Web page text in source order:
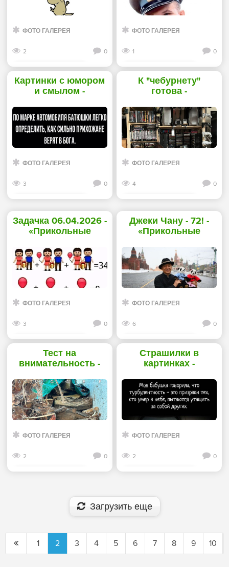
ФОТО ГАЛЕРЕЯ
2 0
Смотреть дальше
ФОТО ГАЛЕРЕЯ
1 0
Смотреть дальше
Картинки с юмором
и смылом -
картинки»
ФОТО ГАЛЕРЕЯ
3 0
К "чебурнету"
готова -
картинки»
ФОТО ГАЛЕРЕЯ
4 0
Задачка 06.04.2026 -
«Прикольные
ФОТО ГАЛЕРЕЯ
3 0
Смотреть дальше
Джеки Чану - 72!⁠ -
«Прикольные
ФОТО ГАЛЕРЕЯ
6 0
Смотреть дальше
Тест на
внимательность -
картинки»
ФОТО ГАЛЕРЕЯ
2 0
Страшилки в
картинках -
картинки»
ФОТО ГАЛЕРЕЯ
2 0
Загрузить еще
1 2 3 4 5 6 7 8 9 10